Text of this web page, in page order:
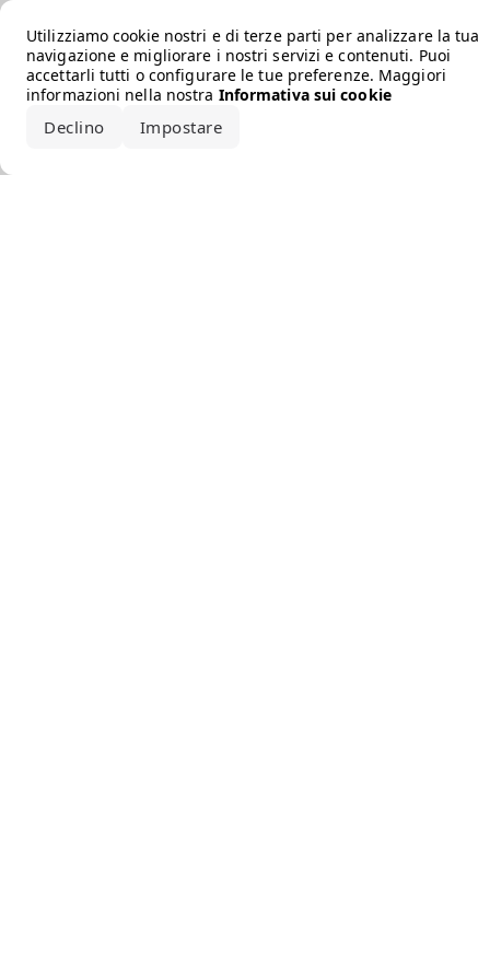
Utilizziamo cookie nostri e di terze parti per analizzare la tua
navigazione e migliorare i nostri servizi e contenuti. Puoi
accettarli tutti o configurare le tue preferenze. Maggiori
informazioni nella nostra Informativa sui cookie
Declino Impostare
Error loading the brand